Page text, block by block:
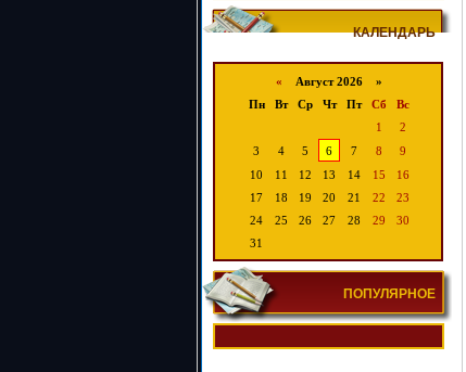
КАЛЕНДАРЬ
« Август 2026 »
Пн
Вт Ср Чт Пт Сб
Вс
1
2
3
4 5 6 7 8
9
10
11 12 13 14 15
16
17
18 19 20 21 22
23
24
25 26 27 28 29
30
31
ПОПУЛЯРНОЕ